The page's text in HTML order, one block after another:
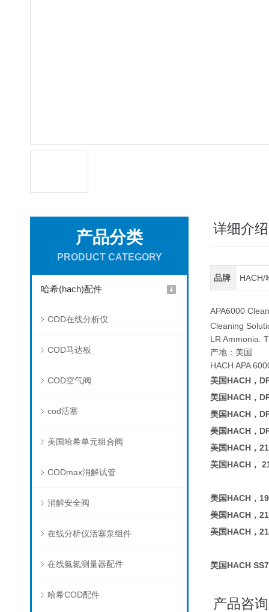
产品分类
PRODUCT CATEGORY
哈希(hach)配件
COD在线分析仪
COD马达板
COD空气阀
cod活塞
美国哈希单元组合阀
CODmax消解试管
消解安全阀
在线分析仪活塞泵组件
在线氨氮测量器配件
哈希COD配件
详细介绍
品牌 HACH/
APA6000
Cleaning
LR Ammonia.
产地：美国
HACH APA
美国HACH，
美国HACH，
美国HACH，
美国HACH，
美国HACH，
美国HACH，
美国HACH，
美国HACH，
美国HACH，
美国HACH
产品咨询